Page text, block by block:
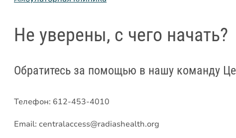
Не уверены, с чего начать?
Обратитесь за помощью в нашу команду
Телефон: 612-453-4010
Email: centralaccess@radiashealth.org